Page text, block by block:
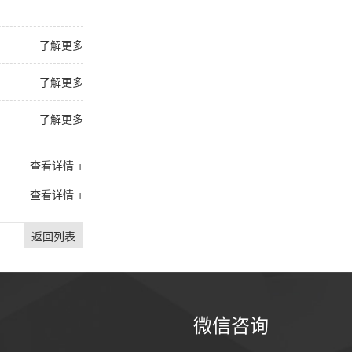
了解更多
了解更多
了解更多
查看详情 +
查看详情 +
返回列表
微信咨询